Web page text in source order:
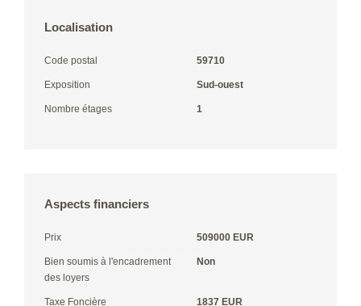
Localisation
Code postal 59710
Exposition Sud-ouest
Nombre étages 1
Aspects financiers
Prix 509000 EUR
Bien soumis à l'encadrement
des loyers
Non
Taxe Foncière 1837 EUR